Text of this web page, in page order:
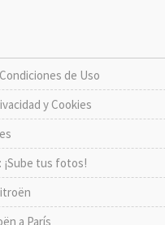
de Uso
y Cookies
¡Sube tus fotos!
a París